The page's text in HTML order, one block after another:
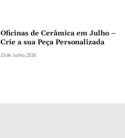
Oficinas de Cerâmica em Julho –
Crie a sua Peça Personalizada
15 de Julho, 2026